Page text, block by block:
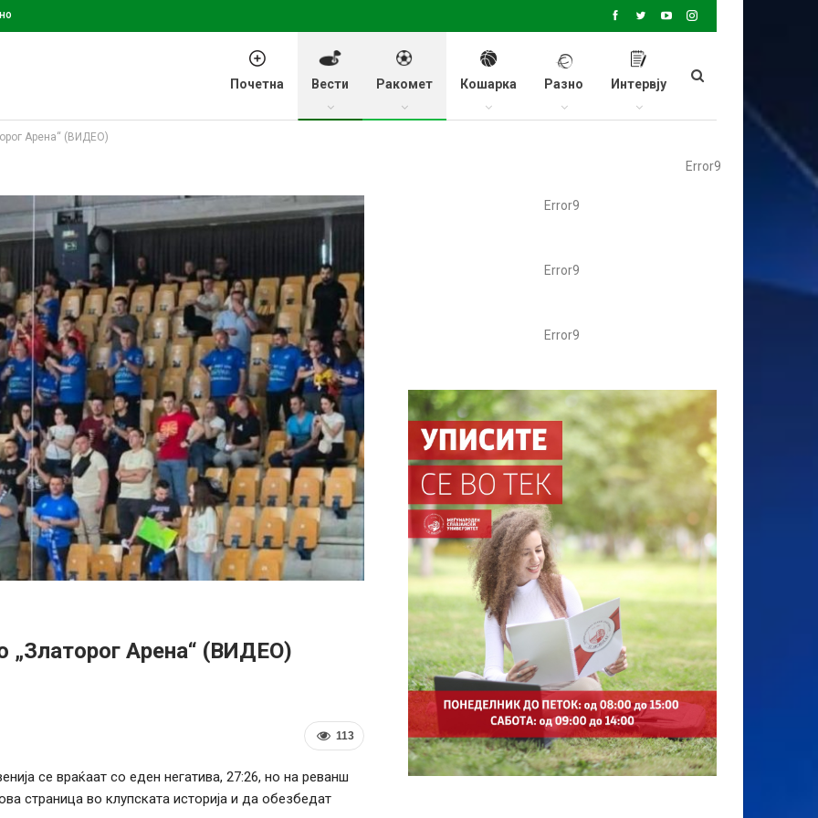
Почетна Вести Ракомет Кошарка Разно Интервју
Арена“ (ВИДЕО)
Error9
„Златорог Арена“ (ВИДЕО)
113
се враќаат со еден негатива, 27:26, но на реванш
страница во клупската историја и да обезбедат
Error9
Error9
Error9